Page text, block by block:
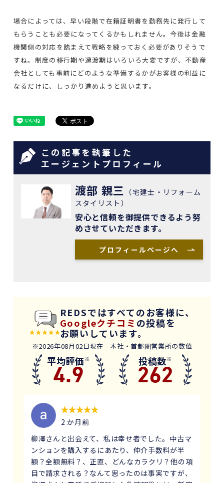
場合によっては、早い段階で在籍証明書を勤務先に発行して
もらうことも必要になってくるかもしれません。今後は金融
機関側の対応を踏まえて戦略を練っておく必要がありそうで
すね。制度の移行期や過渡期はいろいろ大変ですが、不動産
会社としても事前にどのような準備するかがお客様の利益に
なるだけに、しっかり進めようと思います。
この記事を執筆した
エージェントプロフィール
渡部 親三 （宅建士・リフォーム
スタイリスト）
安心と信頼を御提供できるよう努
めさせていただきます。
プロフィールページへ
REDSではすべてのお客様に、
Googleクチコミ の投稿を
お願いしています。
※2026年08月02日現在 本社・首都圏営業所の数値
平均評価※
4.9 投稿数※
262
2 か月前
柳澤さんと出会えて、私は幸せ者でした。中古マ
ンションを購入するにあたり、仲介手数料が半
額？全額無料？、正直、どんなカラクリ？他の項
目で請求される？なんて思ったのは事実ですが、